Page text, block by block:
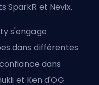
SparkR et Nevix.
s'engage
dans différentes
dans
et Ken d'OG